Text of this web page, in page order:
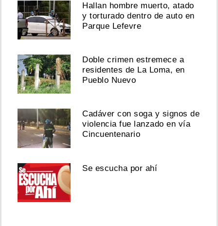
Hallan hombre muerto, atado
y torturado dentro de auto en
Parque Lefevre
Doble crimen estremece a
residentes de La Loma, en
Pueblo Nuevo
Cadáver con soga y signos de
violencia fue lanzado en vía
Cincuentenario
Se escucha por ahí